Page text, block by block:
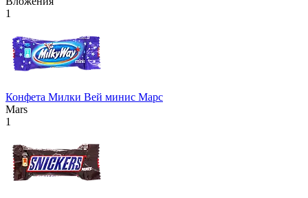
1
Конфета Милки Вей минис Марс
Mars
1